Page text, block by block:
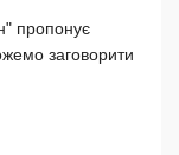
пропонує
заговорити